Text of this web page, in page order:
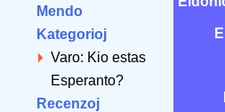
Mendo
Kategorioj
Varo: Kio estas
Esperanto?
Recenzoj